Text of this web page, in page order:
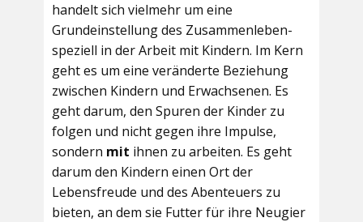
handelt sich vielmehr um eine
Grundeinstellung des Zusammenleben-
speziell in der Arbeit mit Kindern. Im Kern
geht es um eine veränderte Beziehung
zwischen Kindern und Erwachsenen. Es
geht darum, den Spuren der Kinder zu
folgen und nicht gegen ihre Impulse,
sondern mit ihnen zu arbeiten. Es geht
darum den Kindern einen Ort der
Lebensfreude und des Abenteuers zu
bieten, an dem sie Futter für ihre Neugier